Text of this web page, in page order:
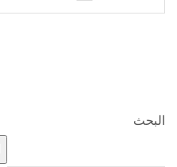
البحث